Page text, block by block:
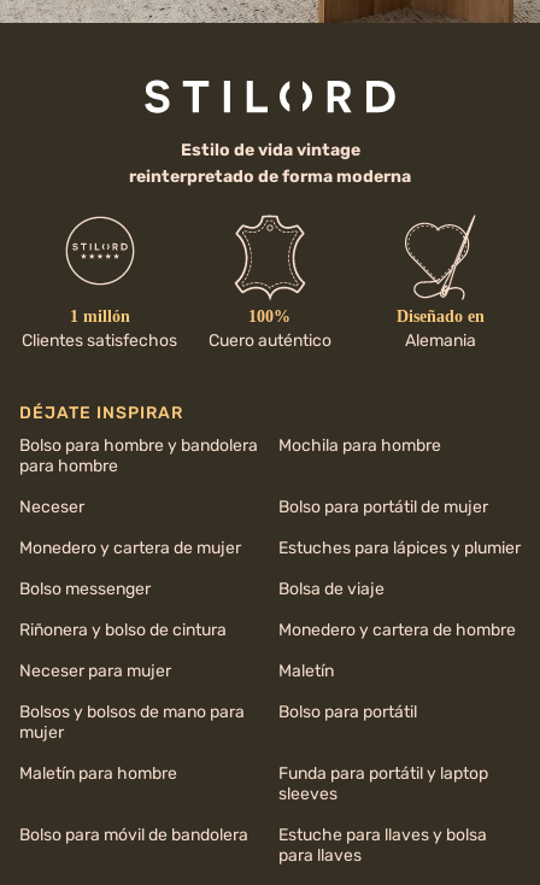
Estilo de vida vintage
reinterpretado de forma moderna
1 millón
Clientes satisfechos
100%
Cuero auténtico
Diseñado en
Alemania
DÉJATE INSPIRAR
Bolso para hombre y bandolera
para hombre
Mochila para hombre
Neceser
Bolso para portátil de mujer
Monedero y cartera de mujer
Estuches para lápices y plumier
Bolso messenger
Bolsa de viaje
Riñonera y bolso de cintura
Monedero y cartera de hombre
Neceser para mujer
Maletín
Bolsos y bolsos de mano para
mujer
Bolso para portátil
Maletín para hombre
Funda para portátil y laptop
sleeves
Bolso para móvil de bandolera
Estuche para llaves y bolsa
para llaves